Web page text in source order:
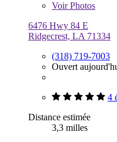
VoirPhotos
6476 Hwy 84 E
Ridgecrest, LA 71334
(318) 719-7003
Ouvert
4
Distance estimée
3,3 milles